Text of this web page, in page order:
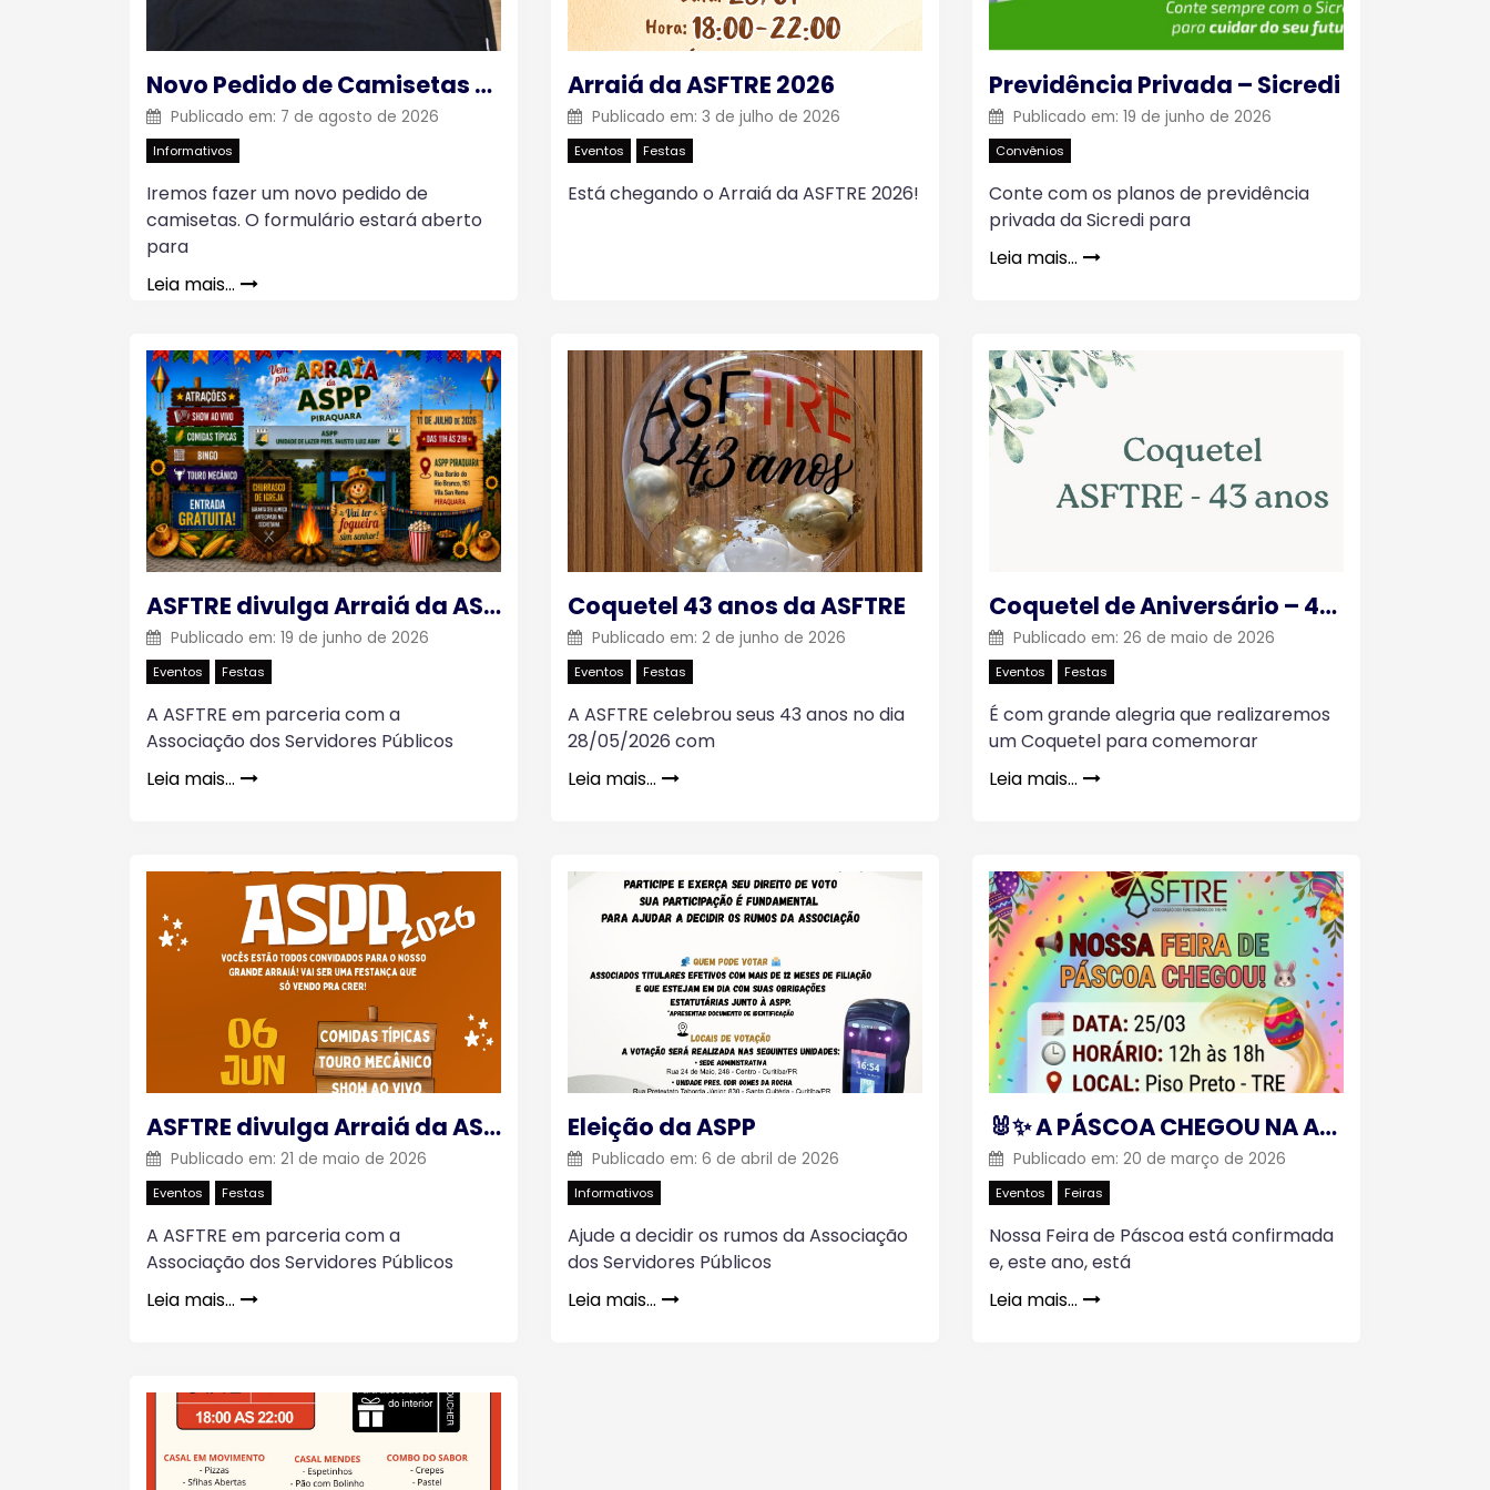
Novo Pedido de Camisetas – 2026
Publicado em: 7 de agosto de 2026
Informativos
Iremos fazer um novo pedido de
camisetas. O formulário estará aberto
para
Leia mais…
Arraiá da ASFTRE 2026
Publicado em: 3 de julho de 2026
Eventos Festas
Está chegando o Arraiá da ASFTRE 2026!
Previdência Privada – Sicredi
Publicado em: 19 de junho de 2026
Convênios
Conte com os planos de previdência
privada da Sicredi para
Leia mais…
ASFTRE divulga Arraiá da ASPP PIRAQUARA 2026
Publicado em: 19 de junho de 2026
Eventos Festas
A ASFTRE em parceria com a
Associação dos Servidores Públicos
Leia mais…
Coquetel 43 anos da ASFTRE
Publicado em: 2 de junho de 2026
Eventos Festas
A ASFTRE celebrou seus 43 anos no dia
28/05/2026 com
Leia mais…
Coquetel de Aniversário – 43 anos da ASFTRE
Publicado em: 26 de maio de 2026
Eventos Festas
É com grande alegria que realizaremos
um Coquetel para comemorar
Leia mais…
ASFTRE divulga Arraiá da ASPP 2026
Publicado em: 21 de maio de 2026
Eventos Festas
A ASFTRE em parceria com a
Associação dos Servidores Públicos
Leia mais…
Eleição da ASPP
Publicado em: 6 de abril de 2026
Informativos
Ajude a decidir os rumos da Associação
dos Servidores Públicos
Leia mais…
🐰✨ A PÁSCOA CHEGOU NA ASFTRE E NO TRE! ✨🐰
Publicado em: 20 de março de 2026
Eventos Feiras
Nossa Feira de Páscoa está confirmada
e, este ano, está
Leia mais…